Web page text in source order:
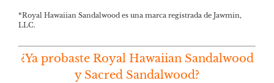
*Royal Hawaiian Sandalwood es una marca registrada de Jawmin,
LLC.
¿Ya probaste Royal Hawaiian Sandalwood
y Sacred Sandalwood?